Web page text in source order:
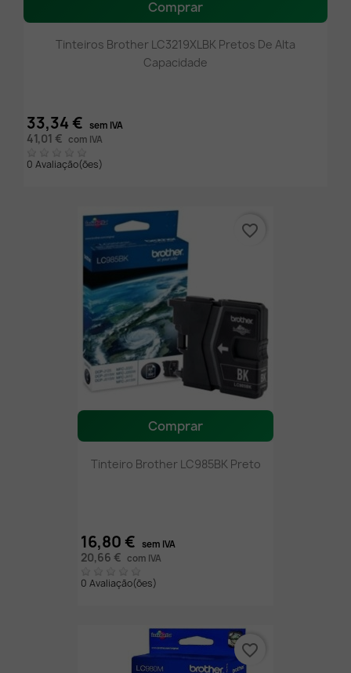
Comprar
Tinteiros Brother LC3219XLBK Pretos De Alta
Capacidade
33,34 € sem IVA
41,01 € com IVA
0 Avaliação(ões)
Comprar
Tinteiro Brother LC985BK Preto
16,80 € sem IVA
20,66 € com IVA
0 Avaliação(ões)
favorite_border
favorite_border